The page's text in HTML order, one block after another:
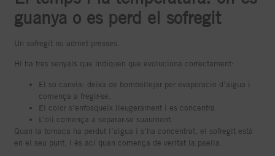
guanya o es perd el sofregit
Un sofregit no admet presses.
Hi ha tres senyals que indiquen que evoluciona correctament:
El so canvia: deixa de bombollejar per evaporació d’aigua i
comença a fregir-se.
El color s’enfosqueix lleugerament i es concentra.
L’oli comença a separar-se suaument.
Quan la tomaca ha perdut l’aigua i s’ha concentrat, el sofregit està
en el seu punt. I és ací quan comença de veritat la paella.